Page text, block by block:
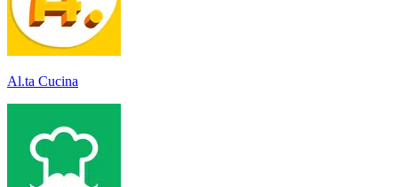
Al.ta Cucina